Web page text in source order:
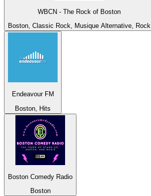
WBCN - The Rock of Boston
Boston, Classic Rock, Musique Alternative, Rock
Endeavour FM
Boston, Hits
Boston Comedy Radio
Boston